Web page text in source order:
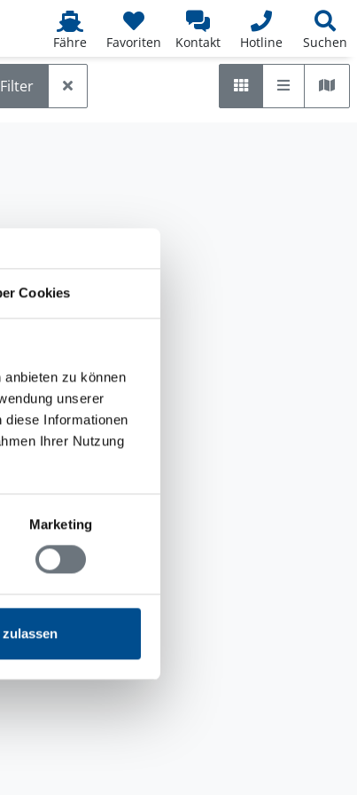
Cookies
zu können
unserer
diese Informationen
Ihrer Nutzung
Marketing
zulassen
Fähre Favoriten Kontakt Hotline Suchen
Filter RasterListe